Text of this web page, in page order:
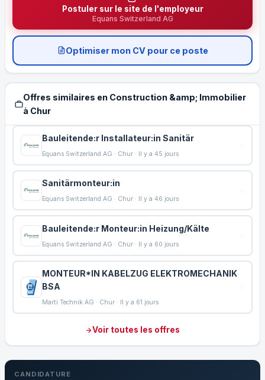
Postuler sur le site de l'employeur
Equans Switzerland AG
Optimiser mon CV pour ce poste
Offres similaires en Construction &amp; Immobilier
à Chur
Bauleitende:r Installateur:in Sanitär
Equans Switzerland AG · Chur · Il y a 45 jours
Sanitärmonteur:in
Equans Switzerland AG · Chur · Il y a 46 jours
Bauleitende:r Monteur:in Heizung/Kälte
Equans Switzerland AG · Chur · Il y a 60 jours
MONTEUR*IN KABELZUG ELEKTROMECHANIK
BSA
Marti Technik AG · Chur · Il y a 61 jours
Voir toutes les offres
CANDIDATURE